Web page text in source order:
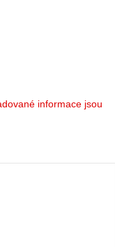
informace jsou